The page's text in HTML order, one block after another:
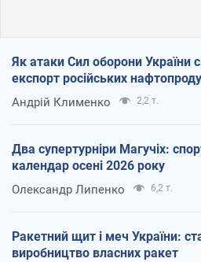
Як атаки Сил оборони України
експорт російських
Андрій Клименко 2,2 т.
Два супертурніри Магучіх:
календар осені 2026 року
Олександр Липенко 6,2 т.
Ракетний щит і меч України:
виробництво власних ракет